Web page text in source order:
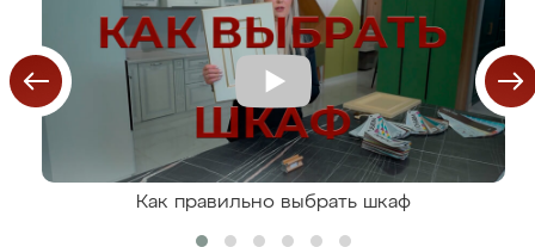
Как правильно выбрать шкаф